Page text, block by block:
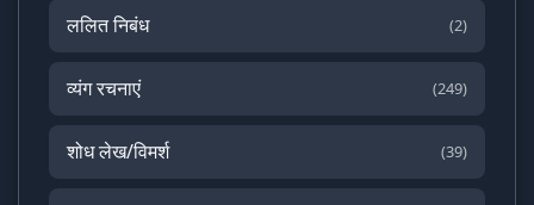
ललित निबंध (2)
व्यंग रचनाएं (249)
शोध लेख/विमर्श (39)